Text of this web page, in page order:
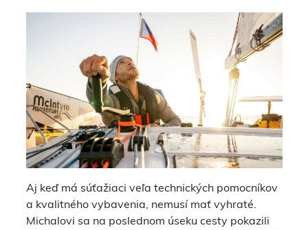
Aj keď má súťažiaci veľa technických pomocníkov
a kvalitného vybavenia, nemusí mať vyhraté.
Michalovi sa na poslednom úseku cesty pokazili